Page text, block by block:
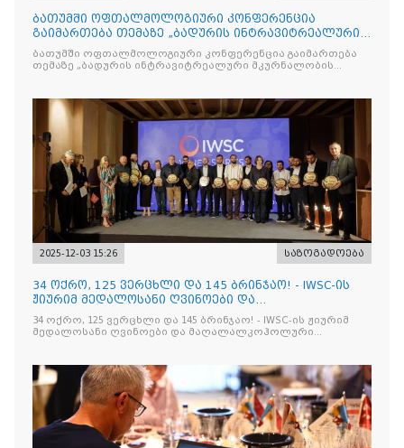
ბათუმში ოფთალმოლოგიური კონფერენცია
გაიმართება თემაზე „ბადურის ინტრავიტრეალური
მკურნალობის ოპტიმიზაცი
ბათუმში ოფთალმოლოგიური კონფერენცია გაიმართება
თემაზე „ბადურის ინტრავიტრეალური მკურნალობის
2025-12-03 15:26 საზოგადოება
34 ოქრო, 125 ვერცხლი და 145 ბრინჯაო! - IWSC-ის
ჟიურიმ მედალოსანი ღვინოები და
მაღალალკოჰოლური სასმელე
34 ოქრო, 125 ვერცხლი და 145 ბრინჯაო! - IWSC-ის ჟიურიმ
მედალოსანი ღვინოები და მაღალალკოჰოლური